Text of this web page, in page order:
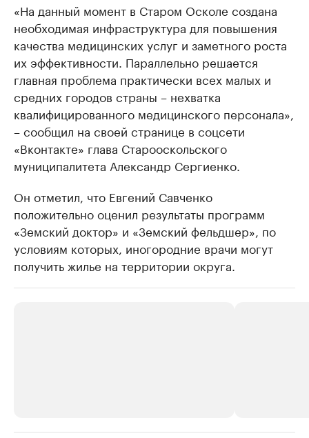
«На данный момент в Старом Осколе создана
необходимая инфраструктура для повышения
качества медицинских услуг и заметного роста
их эффективности. Параллельно решается
главная проблема практически всех малых и
средних городов страны – нехватка
квалифицированного медицинского персонала»,
– сообщил на своей странице в соцсети
«Вконтакте» глава Старооскольского
муниципалитета Александр Сергиенко.
Он отметил, что Евгений Савченко
положительно оценил результаты программ
«Земский доктор» и «Земский фельдшер», по
условиям которых, иногородние врачи могут
получить жилье на территории округа.